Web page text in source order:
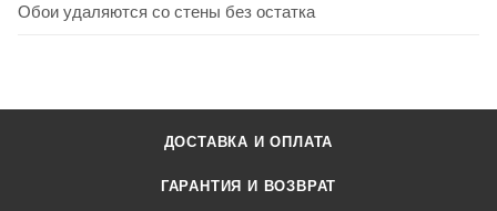
Обои удаляются со стены без остатка
ДОСТАВКА И ОПЛАТА
ГАРАНТИЯ И ВОЗВРАТ